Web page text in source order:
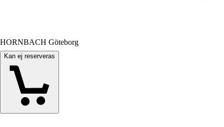
HORNBACH Göteborg
Kan ej reserveras